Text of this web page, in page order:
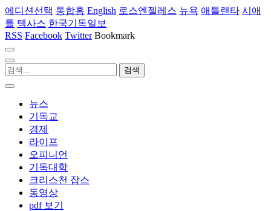
에디션선택 통합홈 English 로스엔젤레스 뉴욕 애틀랜타 시애
틀 텍사스 한국기독일보
RSS Facebook Twitter Bookmark
뉴스
기독교
경제
라이프
오피니언
기독대학
크리스천 잡스
동영상
pdf 보기